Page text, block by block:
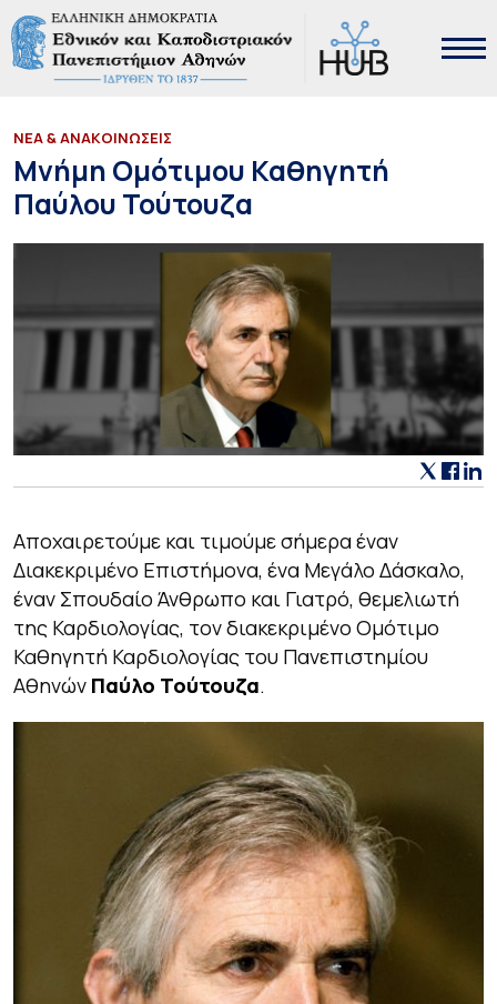
ΝΕΑ & ΑΝΑΚΟΙΝΩΣΕΙΣ
Μνήμη Ομότιμου Καθηγητή
Παύλου Τούτουζα
Αποχαιρετούμε και τιμούμε σήμερα έναν
Διακεκριμένο Επιστήμονα, ένα Μεγάλο Δάσκαλο,
έναν Σπουδαίο Άνθρωπο και Γιατρό, θεμελιωτή
της Καρδιολογίας, τον διακεκριμένο Ομότιμο
Καθηγητή Καρδιολογίας του Πανεπιστημίου
Αθηνών Παύλο Τούτουζα.